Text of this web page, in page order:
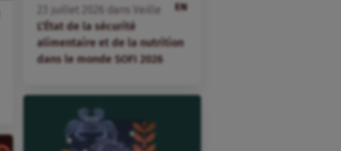
EN
juillet dans
Veille
L’État de la sécurité
alimentaire et de la nutrition
dans le monde SOFI 2026